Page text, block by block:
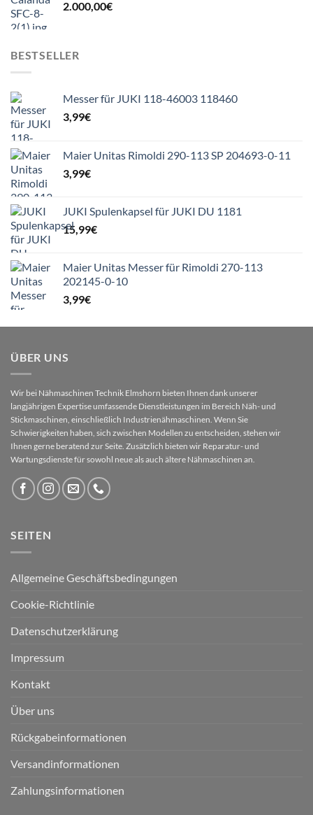
2.000,00€
BESTSELLER
Messer für JUKI 118-46003 118460
3,99€
Maier Unitas Rimoldi 290-113 SP 204693-0-11
3,99€
JUKI Spulenkapsel für JUKI DU 1181
15,99€
Maier Unitas Messer für Rimoldi 270-113
202145-0-10
3,99€
ÜBER UNS
Wir bei Nähmaschinen Technik Elmshorn bieten Ihnen dank unserer
langjährigen Expertise umfassende Dienstleistungen im Bereich Näh- und
Stickmaschinen, einschließlich Industrienähmaschinen. Wenn Sie
Schwierigkeiten haben, sich zwischen Modellen zu entscheiden, stehen wir
Ihnen gerne beratend zur Seite. Zusätzlich bieten wir Reparatur- und
Wartungsdienste für sowohl neue als auch ältere Nähmaschinen an.
SEITEN
Allgemeine Geschäftsbedingungen
Cookie-Richtlinie
Datenschutzerklärung
Impressum
Kontakt
Über uns
Rückgabeinformationen
Versandinformationen
Zahlungsinformationen